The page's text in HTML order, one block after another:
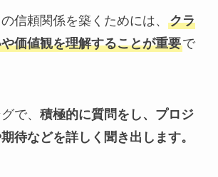
信頼関係を築くためには、 クラ
価値観を理解することが重要で
で、 積極的に質問をし、プロジ
待などを詳しく聞き出します。